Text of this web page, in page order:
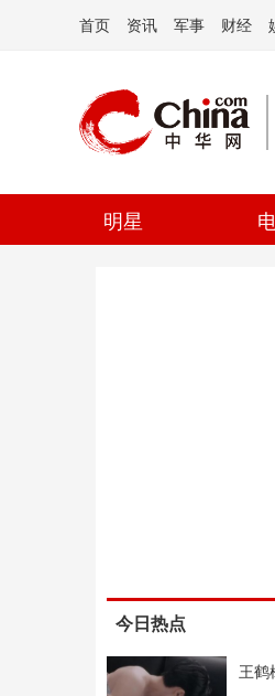
首页 资讯 军事 财经
明星
今日热点
王鹤